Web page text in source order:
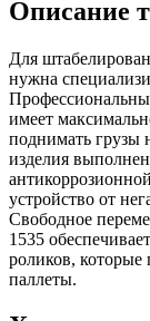
Описание
Для
нужна
имеет
поднимать грузы
изделия
устройство от
Свободное
1535
роликов, которые
паллеты.